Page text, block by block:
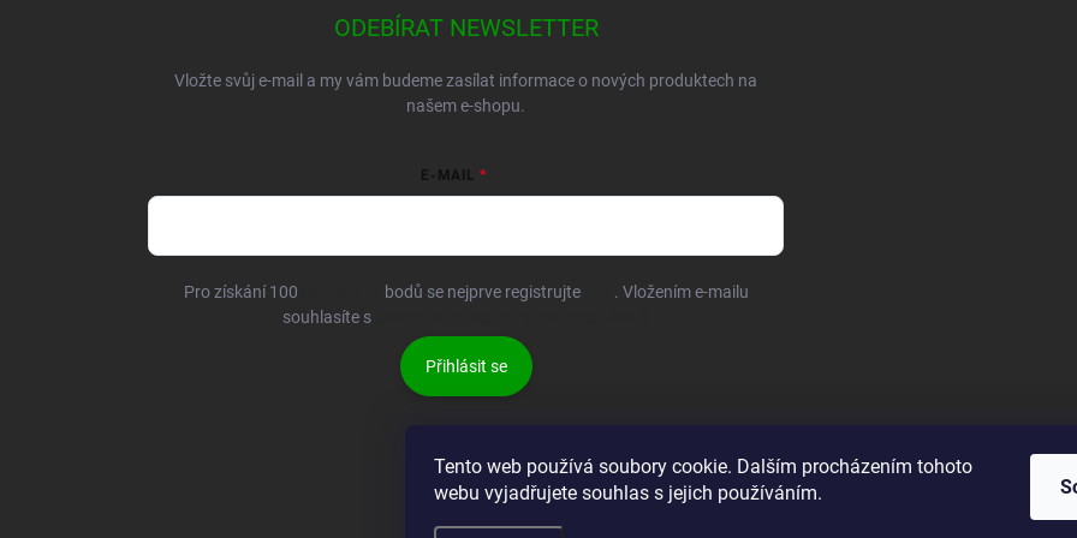
Tento web používá soubory cookie. Dalším procházením tohoto
webu vyjadřujete souhlas s jejich používáním.
ODEBÍRAT NEWSLETTER
Vložte svůj e-mail a my vám budeme zasílat informace o nových produktech na
našem e-shopu.
E-MAIL
Pro získání 100 bodů se nejprve registrujte
. Vložením e-mailu
souhlasíte s
Přihlásit se